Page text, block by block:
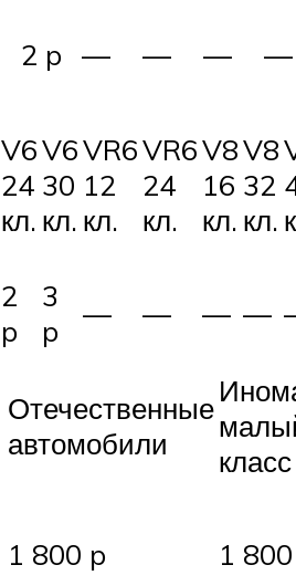
2 p — — — —
V6
24
кл.
V6
30
кл.
VR6
12
кл.
VR6
24
кл.
V8
16
кл.
V8
32
кл.
2
p
3
p
— — — —
Отечественные
автомобили
класс
1 800 p 1